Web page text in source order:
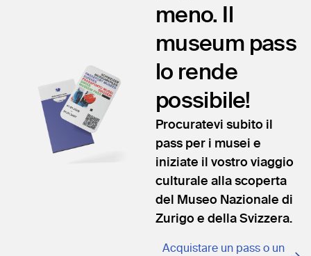
meno. Il
museum pass
lo rende
possibile!
Procuratevi subito il
pass per i musei e
iniziate il vostro viaggio
culturale alla scoperta
del Museo Nazionale di
Zurigo e della Svizzera.
Acquistare un pass o un